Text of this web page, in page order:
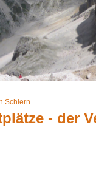
Schlern
- der